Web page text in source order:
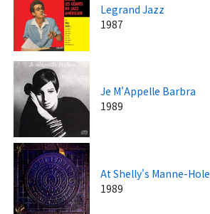
Legrand Jazz
1987
Je M'Appelle Barbra
1989
At Shelly's Manne-Hole
1989